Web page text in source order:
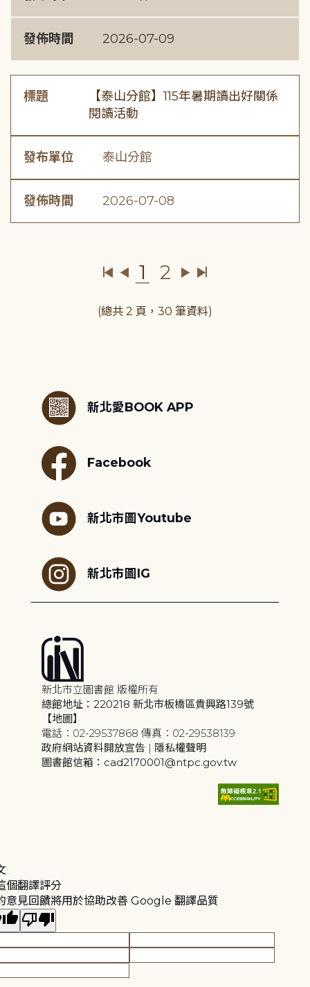
發佈時間 2026-07-09
標題
【泰山分館】115年暑期讀出好關係
閱讀活動
發布單位 泰山分館
發佈時間 2026-07-08
1 2
(總共 2 頁，30 筆資料)
新北愛BOOK APP
Facebook
新北市圖Youtube
新北市圖IG
新北市立圖書館 版權所有
總館地址：220218 新北市板橋區貴興路139號
【地圖】
電話：02-29537868 傳真：02-29538139
政府網站資料開放宣告 | 隱私權聲明
圖書館信箱：cad2170001@ntpc.gov.tw
個翻譯評分
意見回饋將用於協助改善 Google 翻譯品質